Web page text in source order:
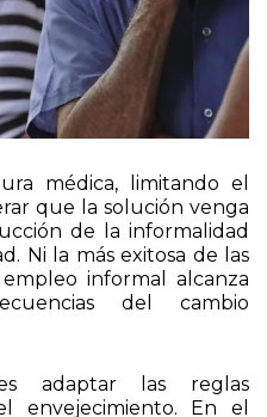
médica, limitando el
que la solución venga
de la informalidad
Ni la más exitosa de las
informal alcanza
del cambio